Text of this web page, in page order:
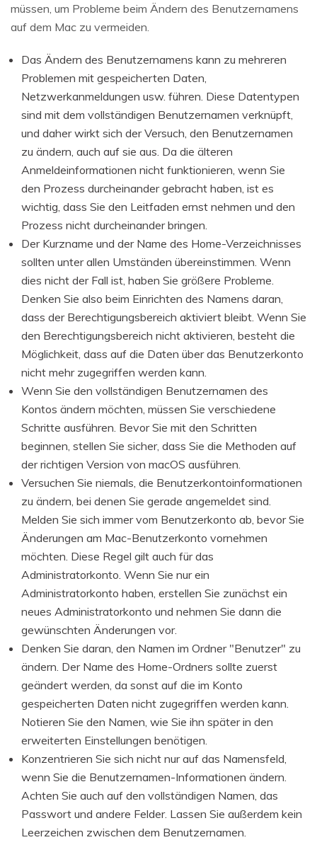
müssen, um Probleme beim Ändern des Benutzernamens
auf dem Mac zu vermeiden.
Das Ändern des Benutzernamens kann zu mehreren
Problemen mit gespeicherten Daten,
Netzwerkanmeldungen usw. führen. Diese Datentypen
sind mit dem vollständigen Benutzernamen verknüpft,
und daher wirkt sich der Versuch, den Benutzernamen
zu ändern, auch auf sie aus. Da die älteren
Anmeldeinformationen nicht funktionieren, wenn Sie
den Prozess durcheinander gebracht haben, ist es
wichtig, dass Sie den Leitfaden ernst nehmen und den
Prozess nicht durcheinander bringen.
Der Kurzname und der Name des Home-Verzeichnisses
sollten unter allen Umständen übereinstimmen. Wenn
dies nicht der Fall ist, haben Sie größere Probleme.
Denken Sie also beim Einrichten des Namens daran,
dass der Berechtigungsbereich aktiviert bleibt. Wenn Sie
den Berechtigungsbereich nicht aktivieren, besteht die
Möglichkeit, dass auf die Daten über das Benutzerkonto
nicht mehr zugegriffen werden kann.
Wenn Sie den vollständigen Benutzernamen des
Kontos ändern möchten, müssen Sie verschiedene
Schritte ausführen. Bevor Sie mit den Schritten
beginnen, stellen Sie sicher, dass Sie die Methoden auf
der richtigen Version von macOS ausführen.
Versuchen Sie niemals, die Benutzerkontoinformationen
zu ändern, bei denen Sie gerade angemeldet sind.
Melden Sie sich immer vom Benutzerkonto ab, bevor Sie
Änderungen am Mac-Benutzerkonto vornehmen
möchten. Diese Regel gilt auch für das
Administratorkonto. Wenn Sie nur ein
Administratorkonto haben, erstellen Sie zunächst ein
neues Administratorkonto und nehmen Sie dann die
gewünschten Änderungen vor.
Denken Sie daran, den Namen im Ordner "Benutzer" zu
ändern. Der Name des Home-Ordners sollte zuerst
geändert werden, da sonst auf die im Konto
gespeicherten Daten nicht zugegriffen werden kann.
Notieren Sie den Namen, wie Sie ihn später in den
erweiterten Einstellungen benötigen.
Konzentrieren Sie sich nicht nur auf das Namensfeld,
wenn Sie die Benutzernamen-Informationen ändern.
Achten Sie auch auf den vollständigen Namen, das
Passwort und andere Felder. Lassen Sie außerdem kein
Leerzeichen zwischen dem Benutzernamen.